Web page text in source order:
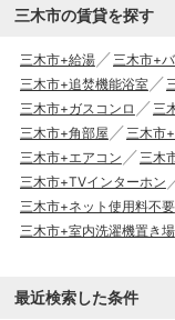
三木市の賃貸を探す
三木市+給湯 三木市+
三木市+追焚機能浴室
三木市+ガスコンロ
三
三木市+角部屋
三木市
三木市+エアコン
三木
三木市+TVインターホン
三木市+ネット使用料不要
三木市+室内洗濯機置き場
最近検索した条件